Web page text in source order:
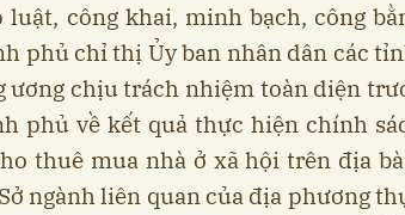
công khai, minh bạch, công
phủ chỉ thị Ủy ban nhân dân các
chịu trách nhiệm toàn diện
phủ về kết quả thực hiện chính
thuê mua nhà ở xã hội trên địa
ngành liên quan của địa phương